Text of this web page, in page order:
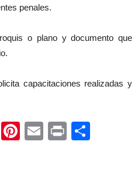
penales.
o plano y documento que
capacitaciones realizadas y
Messenger
Pinterest
EmailPrint